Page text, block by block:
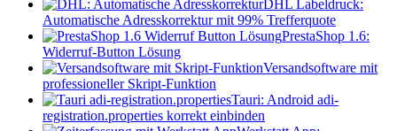
DHL Labeldruck:
Automatische Adresskorrektur mit 99% Trefferquote
PrestaShop 1.6:
Widerruf-Button Lösung
Versandsoftware mit
professioneller Skript-Funktion
Tauri: Android adi-
registration.properties korrekt einbinden